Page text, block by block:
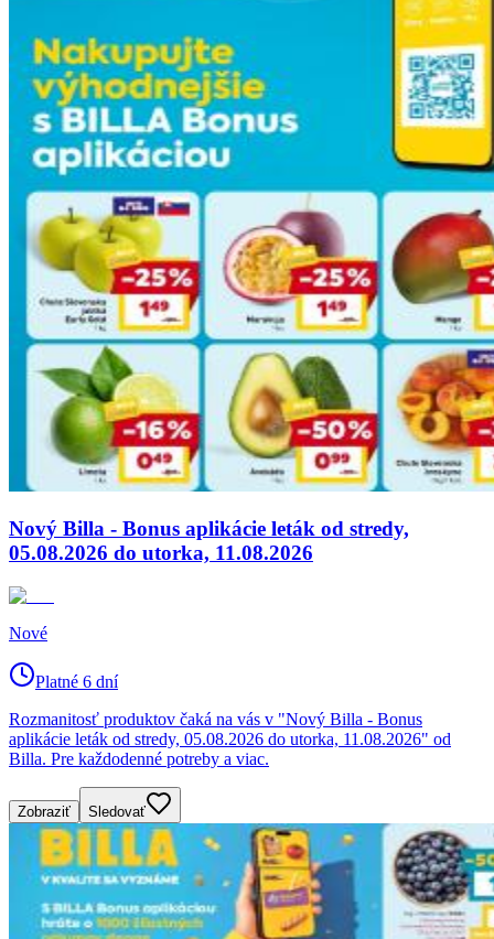
Nový Billa - Bonus aplikácie leták od stredy,
05.08.2026 do utorka, 11.08.2026
Nové
Platné 6 dní
Rozmanitosť produktov čaká na vás v "Nový Billa - Bonus
aplikácie leták od stredy, 05.08.2026 do utorka, 11.08.2026" od
Billa. Pre každodenné potreby a viac.
Zobraziť Sledovať